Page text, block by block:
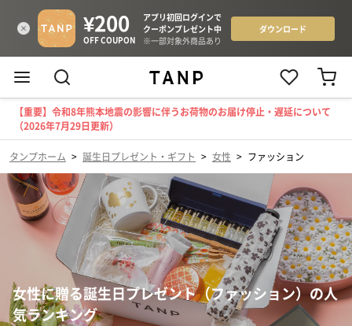
【重要】令和8年熊本地震の影響に伴うお荷物のお届け停止・遅延について
（2026年7月29日更新）
タンプホーム > 誕生日プレゼント・ギフト > 女性 > ファッション
女性に贈る誕生日プレゼント（ファッション）の人
気ランキング